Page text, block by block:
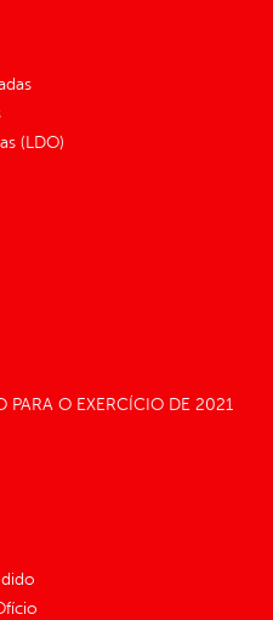
(LDO)
PARA O EXERCÍCIO DE 2021